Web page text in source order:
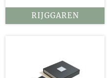
RIJGGAREN